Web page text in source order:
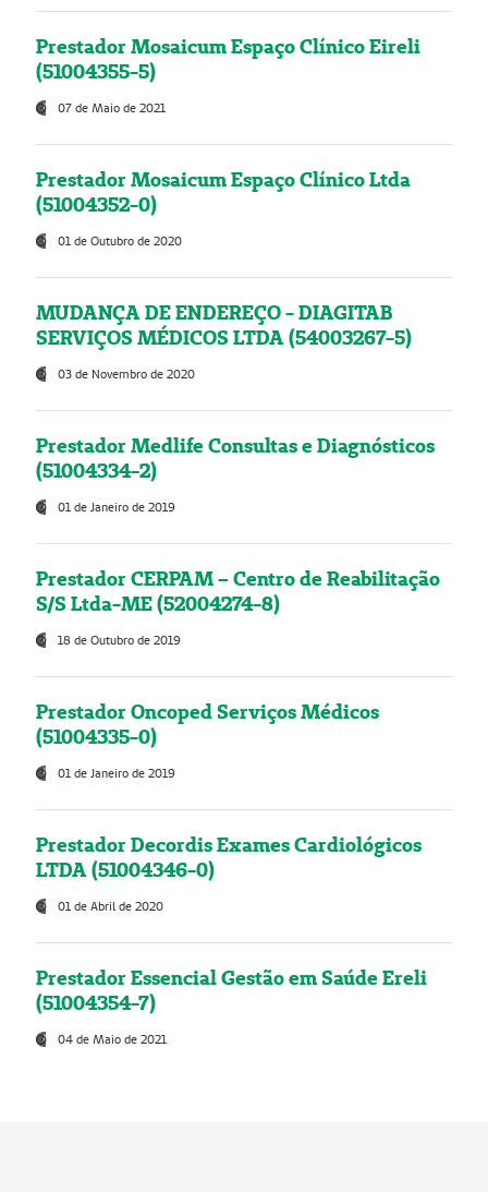
Prestador Mosaicum Espaço Clínico Eireli
(51004355-5)
07 de Maio de 2021
Prestador Mosaicum Espaço Clínico Ltda
(51004352-0)
01 de Outubro de 2020
MUDANÇA DE ENDEREÇO - DIAGITAB
SERVIÇOS MÉDICOS LTDA (54003267-5)
03 de Novembro de 2020
Prestador Medlife Consultas e Diagnósticos
(51004334-2)
01 de Janeiro de 2019
Prestador CERPAM – Centro de Reabilitação
S/S Ltda-ME (52004274-8)
18 de Outubro de 2019
Prestador Oncoped Serviços Médicos
(51004335-0)
01 de Janeiro de 2019
Prestador Decordis Exames Cardiológicos
LTDA (51004346-0)
01 de Abril de 2020
Prestador Essencial Gestão em Saúde Ereli
(51004354-7)
04 de Maio de 2021